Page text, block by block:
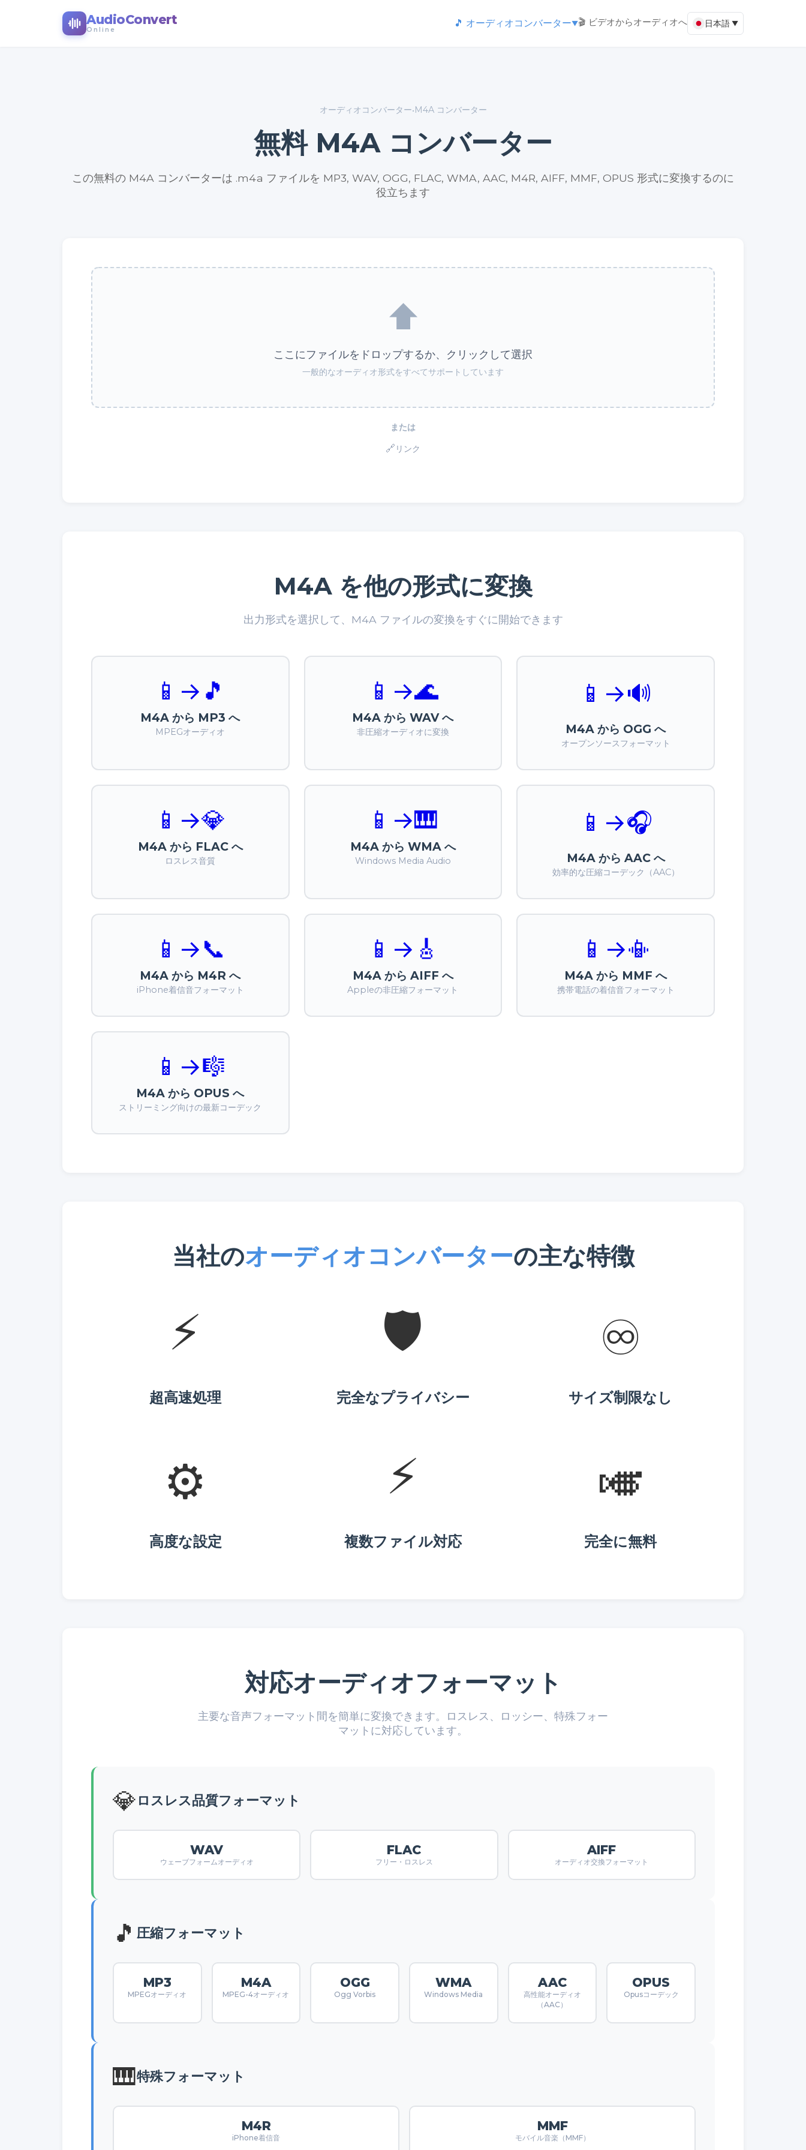
AudioConvert
Online
🎵 オーディオコンバーター▼🎬 ビデオからオーディオへ 日本語 ▼
オーディオコンバーター• M4A コンバーター
無料 M4A コンバーター
この無料の M4A コンバーターは .m4a ファイルを MP3, WAV, OGG, FLAC, WMA, AAC, M4R, AIFF, MMF, OPUS 形式に変換するのに
役立ちます
⬆️
ここにファイルをドロップするか、クリックして選択
一般的なオーディオ形式をすべてサポートしています
または
🔗 リンク
M4A を他の形式に変換
出力形式を選択して、M4A ファイルの変換をすぐに開始できます
📱 → 🎵
M4A から MP3 へ
MPEGオーディオ
📱 →🌊
M4A から WAV へ
非圧縮オーディオに変換
📱 →🔊
M4A から OGG へ
オープンソースフォーマット
📱 →💎
M4A から FLAC へ
ロスレス音質
📱 →🎹
M4A から WMA へ
Windows Media Audio
📱 →🎧
M4A から AAC へ
効率的な圧縮コーデック（AAC）
📱 →📞
M4A から M4R へ
iPhone着信音フォーマット
📱 → 🎸
M4A から AIFF へ
Appleの非圧縮フォーマット
📱 →📳
M4A から MMF へ
携帯電話の着信音フォーマット
📱 →🎼
M4A から OPUS へ
ストリーミング向けの最新コーデック
当社のオーディオコンバーターの主な特徴
⚡
超高速処理
🛡️
完全なプライバシー
♾️
サイズ制限なし
⚙️
高度な設定
⚡
複数ファイル対応
🎺
完全に無料
対応オーディオフォーマット
主要な音声フォーマット間を簡単に変換できます。ロスレス、ロッシー、特殊フォー
マットに対応しています。
💎 ロスレス品質フォーマット
WAV
ウェーブフォームオーディオ
FLAC
フリー・ロスレス
AIFF
オーディオ交換フォーマット
🎵 圧縮フォーマット
MP3
MPEGオーディオ
M4A
MPEG-4オーディオ
OGG
Ogg Vorbis
WMA
Windows Media
AAC
高性能オーディオ
（AAC）
OPUS
Opusコーデック
🎹特殊フォーマット
M4R
iPhone着信音
MMF
モバイル音楽（MMF）